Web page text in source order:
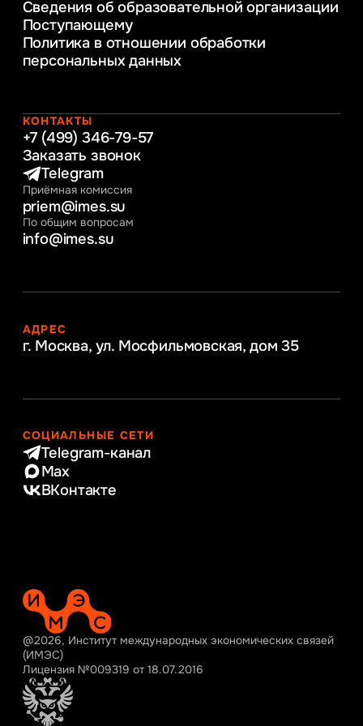
Информационные технологии в бизнесе
Информационное и программное
обеспечение бизнес процессов
Управление человеческими ресурсами
Интернет-маркетинг
Сведения об образовательной организации
Поступающему
Политика в отношении обработки
персональных данных
КОНТАКТЫ
+7 (499) 346-79-57
Заказать звонок
Telegram
Приёмная комиссия
priem@imes.su
По общим вопросам
info@imes.su
АДРЕС
г. Москва, ул. Мосфильмовская, дом 35
СОЦИАЛЬНЫЕ СЕТИ
Telegram-канал
Max
ВКонтакте
@2026, Институт международных экономических связей
(ИМЭС)
Лицензия №009319 от 18.07.2016